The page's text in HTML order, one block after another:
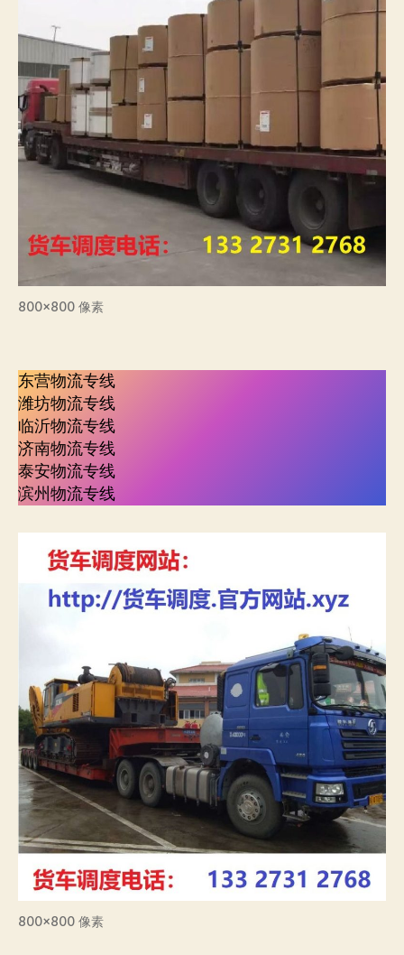
800×800 像素
东营物流专线
潍坊物流专线
临沂物流专线
济南物流专线
泰安物流专线
滨州物流专线
800×800 像素